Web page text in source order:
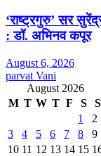
‘राष्ट्रगुरु’ सर
: डॉ. अभिनव कपूर
August 6, 2026
parvat Vani
August 2026
M T W T F S
S
1
2
3
4 5 6 7 8
9
10 11 12 13 14 15